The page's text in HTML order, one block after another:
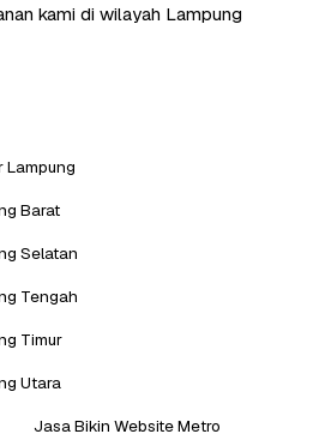
kami di wilayah Lampung
Lampung
Barat
Selatan
Tengah
Timur
Utara
Jasa Bikin Website Metro